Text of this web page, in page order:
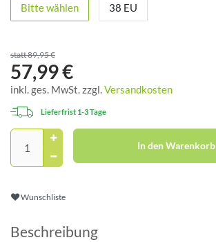
Bitte wählen 38 EU
statt 89,95 €
57,99 €
inkl. ges. MwSt. zzgl.Versandkosten
Lieferfrist 1-3 Tage
In den Warenkorb
Wunschliste
Beschreibung